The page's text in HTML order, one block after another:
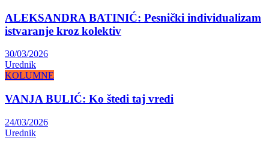
ALEKSANDRA BATINIĆ: Pesnički individualizam
istvaranje kroz kolektiv
30/03/2026
Urednik
KOLUMNE
VANJA BULIĆ: Ko štedi taj vredi
24/03/2026
Urednik